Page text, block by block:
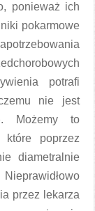
ponieważ ich
pokarmowe
potrafi
nie jest
Możemy to
które poprzez
diametralnie
przez lekarza